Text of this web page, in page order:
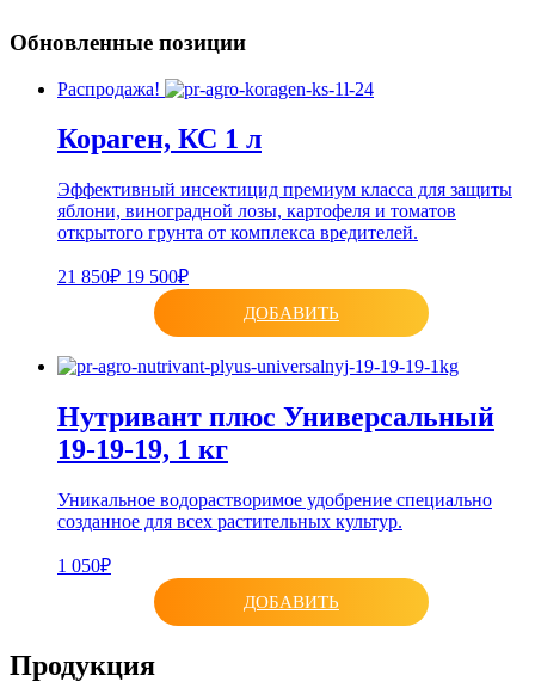
Обновленные позиции
Распродажа!
Кораген, КС 1 л
Эффективный инсектицид премиум класса для защиты
яблони, виноградной лозы, картофеля и томатов
открытого грунта от комплекса вредителей.
21 850₽ 19 500₽
ДОБАВИТЬ
Нутривант плюс Универсальный
19-19-19, 1 кг
Уникальное водорастворимое удобрение специально
созданное для всех растительных культур.
1 050₽
ДОБАВИТЬ
Продукция